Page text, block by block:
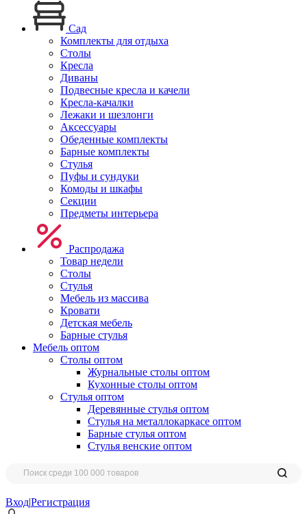
Сад
Комплекты для отдыха
Столы
Кресла
Диваны
Подвесные кресла и качели
Кресла-качалки
Лежаки и шезлонги
Аксессуары
Обеденные комплекты
Барные комплекты
Стулья
Пуфы и сундуки
Комоды и шкафы
Секции
Предметы интерьера
Распродажа
Товар недели
Столы
Стулья
Мебель из массива
Кровати
Детская мебель
Барные стулья
Мебель оптом
Столы оптом
Журнальные столы оптом
Кухонные столы оптом
Стулья оптом
Деревянные стулья оптом
Стулья на металлокаркасе оптом
Барные стулья оптом
Стулья венские оптом
Вход|Регистрация